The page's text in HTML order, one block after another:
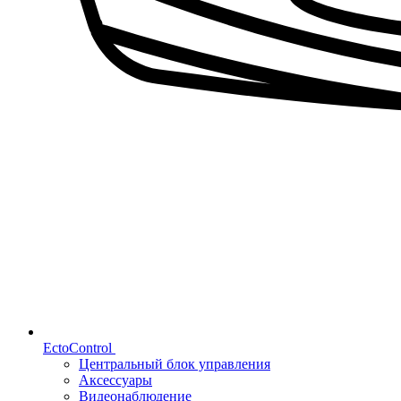
EctoControl
Центральный блок управления
Аксессуары
Видеонаблюдение